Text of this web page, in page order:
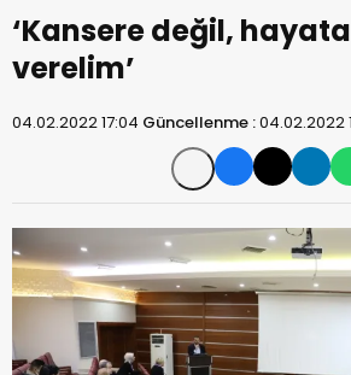
‘Kansere değil,
verelim’
04.02.2022 17:04 Güncellenme :04.02.2022